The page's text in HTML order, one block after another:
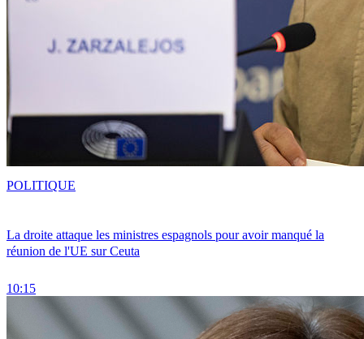
La droite attaque les ministres espagnols pour avoir manqué la
réunion de l'UE sur Ceuta
10:15
POLITIQUE